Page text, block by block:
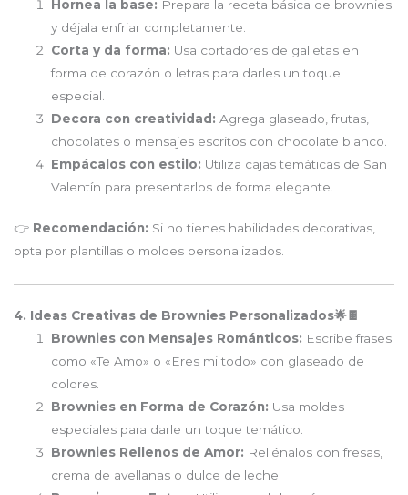
Hornea la base: Prepara la receta básica de brownies
y déjala enfriar completamente.
Corta y da forma: Usa cortadores de galletas en
forma de corazón o letras para darles un toque
especial.
Decora con creatividad: Agrega glaseado, frutas,
chocolates o mensajes escritos con chocolate blanco.
Empácalos con estilo: Utiliza cajas temáticas de San
Valentín para presentarlos de forma elegante.
👉 Recomendación: Si no tienes habilidades decorativas,
opta por plantillas o moldes personalizados.
4. Ideas Creativas de Brownies Personalizados🌟🍫
Brownies con Mensajes Románticos: Escribe frases
como «Te Amo» o «Eres mi todo» con glaseado de
colores.
Brownies en Forma de Corazón: Usa moldes
especiales para darle un toque temático.
Brownies Rellenos de Amor: Rellénalos con fresas,
crema de avellanas o dulce de leche.